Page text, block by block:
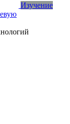
Изучение